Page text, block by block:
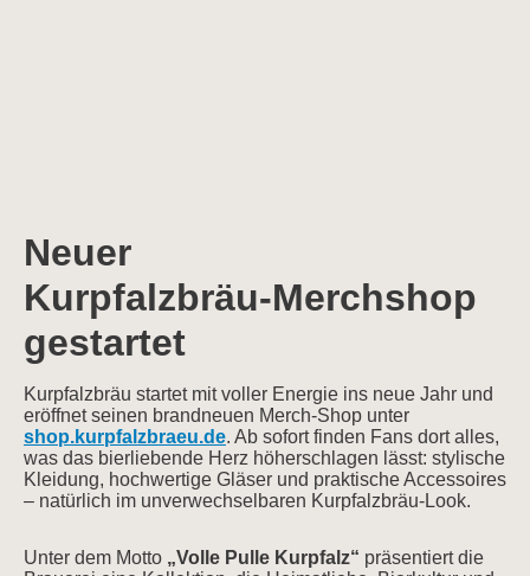
Neuer
Kurpfalzbräu‑Merchshop
gestartet
Kurpfalzbräu startet mit voller Energie ins neue Jahr und
eröffnet seinen brandneuen Merch‑Shop unter
shop.kurpfalzbraeu.de. Ab sofort finden Fans dort alles,
was das bierliebende Herz höherschlagen lässt: stylische
Kleidung, hochwertige Gläser und praktische Accessoires
– natürlich im unverwechselbaren Kurpfalzbräu‑Look.
Unter dem Motto „Volle Pulle Kurpfalz“ präsentiert die